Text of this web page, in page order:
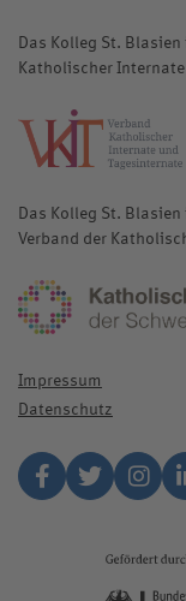
Das Kolleg St.
Katholischer Internate
Das Kolleg St.
Verband der
Impressum
Datenschutz
FacebookTwitter